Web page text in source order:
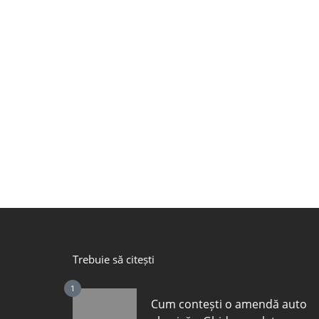
Trebuie să citești
1
Cum contești o amendă auto